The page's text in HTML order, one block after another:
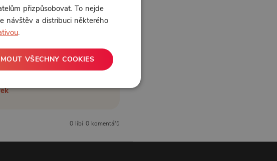
0 líbí 0 komentářů
přizpůsobovat. To nejde
návštěv a distribuci některého
.
VŠECHNY COOKIES